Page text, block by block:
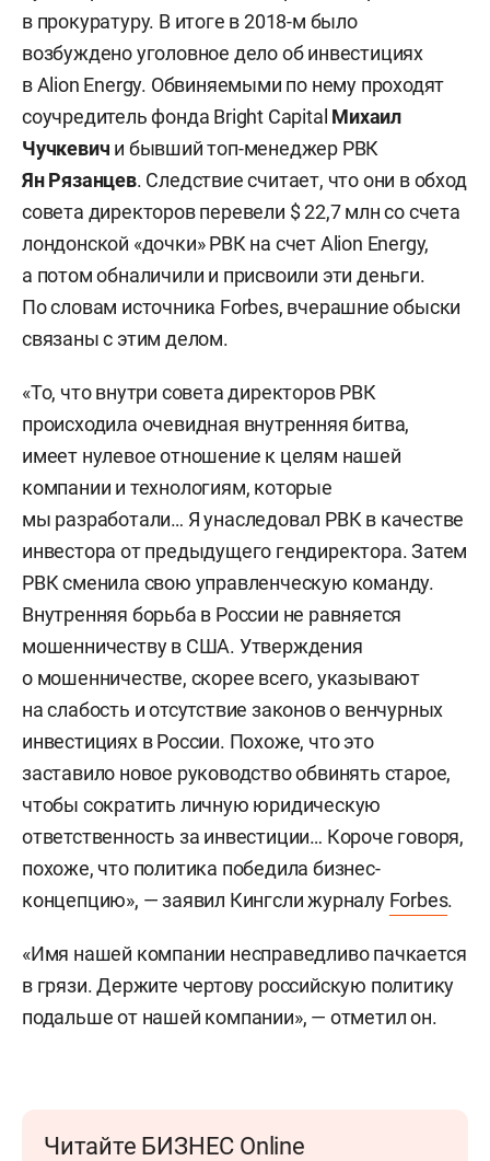
в прокуратуру. В итоге в 2018-м было
возбуждено уголовное дело об инвестициях
в Alion Energy. Обвиняемыми по нему проходят
соучредитель фонда Bright Capital Михаил
Чучкевич и бывший топ-менеджер РВК
Ян Рязанцев. Следствие считает, что они в обход
совета директоров перевели $ 22,7 млн со счета
лондонской «дочки» РВК на счет Alion Energy,
а потом обналичили и присвоили эти деньги.
По словам источника Forbes, вчерашние обыски
связаны с этим делом.
«То, что внутри совета директоров РВК
происходила очевидная внутренняя битва,
имеет нулевое отношение к целям нашей
компании и технологиям, которые
мы разработали… Я унаследовал РВК в качестве
инвестора от предыдущего гендиректора. Затем
РВК сменила свою управленческую команду.
Внутренняя борьба в России не равняется
мошенничеству в США. Утверждения
о мошенничестве, скорее всего, указывают
на слабость и отсутствие законов о венчурных
инвестициях в России. Похоже, что это
заставило новое руководство обвинять старое,
чтобы сократить личную юридическую
ответственность за инвестиции… Короче говоря,
похоже, что политика победила бизнес-
концепцию», — заявил Кингсли журналу Forbes.
«Имя нашей компании несправедливо пачкается
в грязи. Держите чертову российскую политику
подальше от нашей компании», — отметил он.
Читайте БИЗНЕС Online